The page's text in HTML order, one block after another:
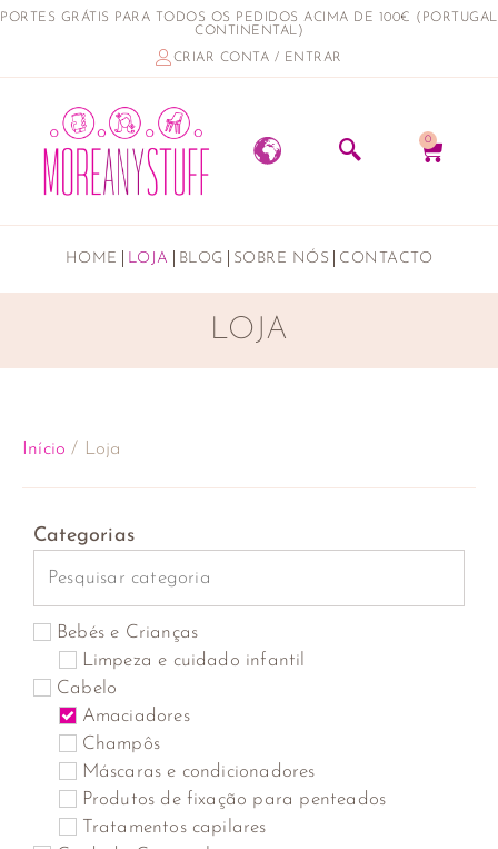
PORTES GRÁTIS PARA TODOS OS PEDIDOS ACIMA DE 100€ (PORTUGAL
CONTINENTAL)
CRIAR CONTA / ENTRAR
0
HOME LOJA BLOG SOBRE NÓS CONTACTO
LOJA
Início / Loja
Categorias
Bebés e Crianças
Limpeza e cuidado infantil
Cabelo
Amaciadores
Champôs
Máscaras e condicionadores
Produtos de fixação para penteados
Tratamentos capilares